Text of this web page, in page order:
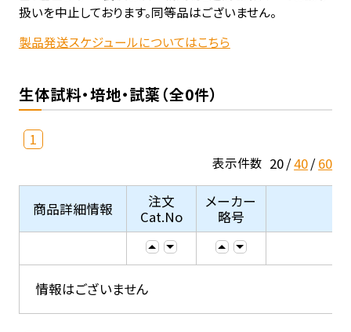
扱いを中止しております。同等品はございません。
製品発送スケジュールについてはこちら
生体試料・培地・試薬（全0件）
1
表示件数 20 40 60
商品詳細情報
注文
Cat.No
メーカー
略号
情報はございません